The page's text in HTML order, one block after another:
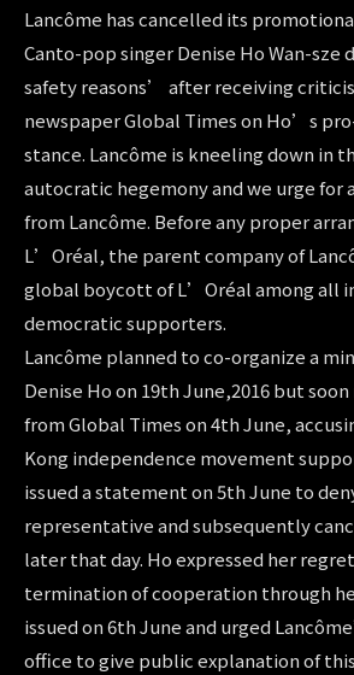
Lancôme has cancelled its
Canto-pop singer Denise Ho Wan-
safety reasons’ after receiving
newspaper Global Times on Ho’s
stance. Lancôme is kneeling down in
autocratic hegemony and we urge for
from Lancôme. Before any proper
L’Oréal, the parent company of
global boycott of L’Oréal among all
democratic supporters.
Lancôme planned to co-organize a
Denise Ho on 19th June,2016 but
from Global Times on 4th June,
Kong independence movement
issued a statement on 5th June to
representative and subsequently
later that day. Ho expressed her
termination of cooperation through
issued on 6th June and urged
office to give public explanation of